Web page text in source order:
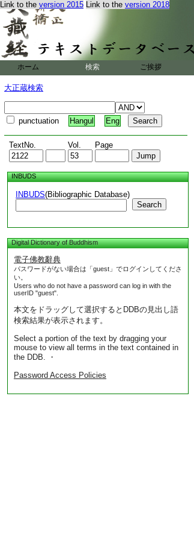
Link to the version 2015 Link to the version 2018
ホーム 検索 ご挨拶
大正蔵検索
punctuation Hangul Eng
TextNo. Vol. Page
INBUDS
INBUDS(Bibliographic Database)
Search
Digital Dictionary of Buddhism
電子佛教辭典
パスワードがない場合は「guest」でログインしてくださ
い。
Users who do not have a password can log in with the
userID "guest".
本文をドラッグして選択するとDDBの見出し語
検索結果が表示されます。
Select a portion of the text by dragging your
mouse to view all terms in the text contained in
the DDB. ・
Password Access Policies